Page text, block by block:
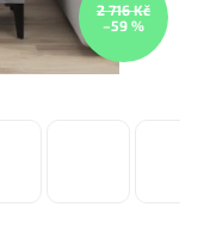
2 716 Kč
–59 %